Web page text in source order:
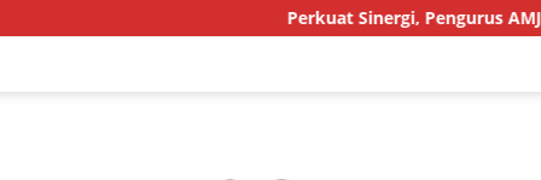
Perkuat Sinergi, Pengurus AMJ Audiensi